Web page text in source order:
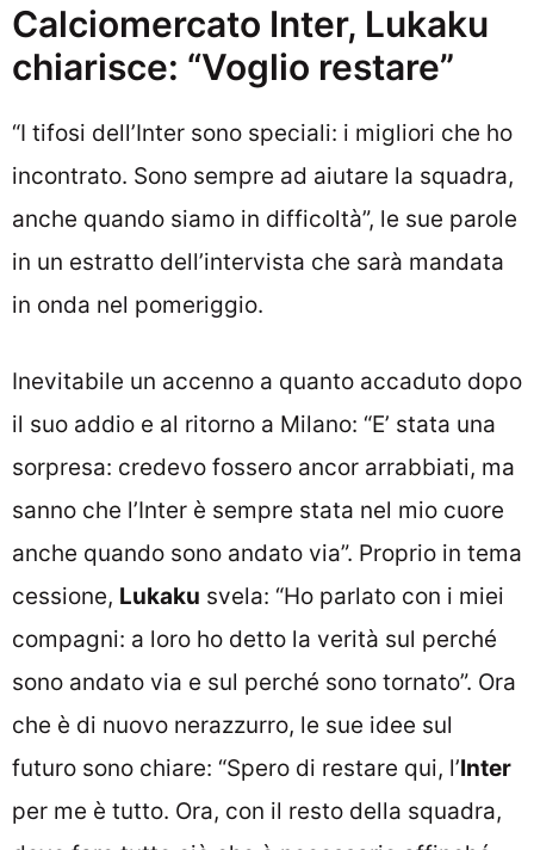
Calciomercato Inter, Lukaku
chiarisce: “Voglio restare”
“I tifosi dell’Inter sono speciali: i migliori che ho
incontrato. Sono sempre ad aiutare la squadra,
anche quando siamo in difficoltà”, le sue parole
in un estratto dell’intervista che sarà mandata
in onda nel pomeriggio.
Inevitabile un accenno a quanto accaduto dopo
il suo addio e al ritorno a Milano: “E’ stata una
sorpresa: credevo fossero ancor arrabbiati, ma
sanno che l’Inter è sempre stata nel mio cuore
anche quando sono andato via”. Proprio in tema
cessione, Lukaku svela: “Ho parlato con i miei
compagni: a loro ho detto la verità sul perché
sono andato via e sul perché sono tornato”. Ora
che è di nuovo nerazzurro, le sue idee sul
futuro sono chiare: “Spero di restare qui, l’Inter
per me è tutto. Ora, con il resto della squadra,